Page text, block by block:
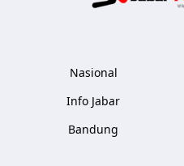
Nasional
Info Jabar
Bandung